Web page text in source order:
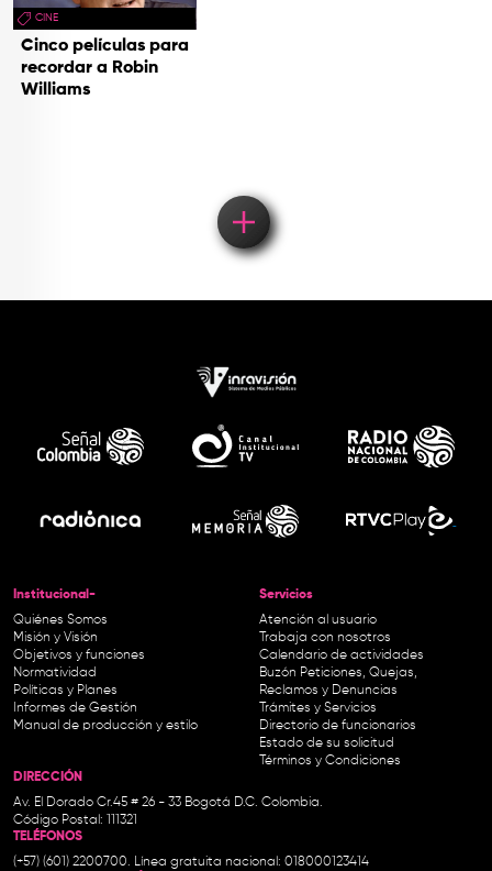
CINE
Cinco películas para
recordar a Robin
Williams
Institucional-
Quiénes Somos
Misión y Visión
Objetivos y funciones
Normatividad
Políticas y Planes
Informes de Gestión
Manual de producción y estilo
Servicios
Atención al usuario
Trabaja con nosotros
Calendario de actividades
Buzón Peticiones, Quejas,
Reclamos y Denuncias
Trámites y Servicios
Directorio de funcionarios
Estado de su solicitud
Términos y Condiciones
DIRECCIÓN
Av. El Dorado Cr.45 # 26 - 33 Bogotá D.C. Colombia.
Código Postal: 111321
TELÉFONOS
(+57) (601) 2200700. Línea gratuita nacional: 018000123414